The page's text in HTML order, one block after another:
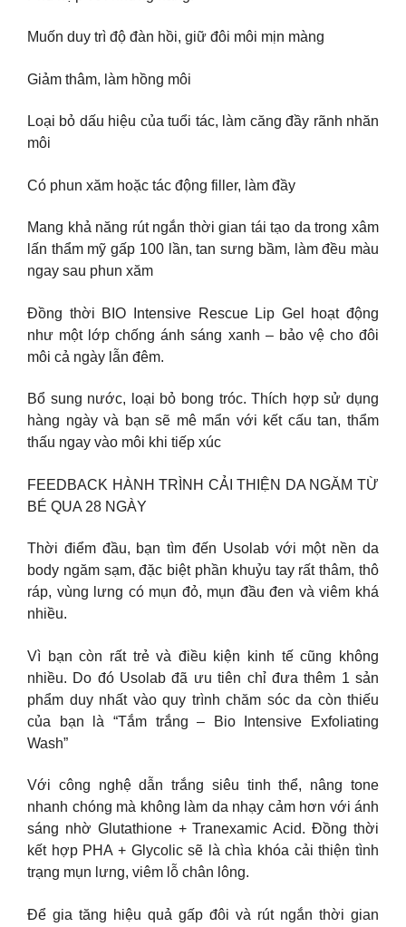
Muốn duy trì độ đàn hồi, giữ đôi môi mịn màng
Giảm thâm, làm hồng môi
Loại bỏ dấu hiệu của tuổi tác, làm căng đầy rãnh nhăn
môi
Có phun xăm hoặc tác động filler, làm đầy
Mang khả năng rút ngắn thời gian tái tạo da trong xâm
lấn thẩm mỹ gấp 100 lần, tan sưng bầm, làm đều màu
ngay sau phun xăm
Đồng thời BIO Intensive Rescue Lip Gel hoạt động
như một lớp chống ánh sáng xanh – bảo vệ cho đôi
môi cả ngày lẫn đêm.
Bổ sung nước, loại bỏ bong tróc. Thích hợp sử dụng
hàng ngày và bạn sẽ mê mẩn với kết cấu tan, thẩm
thấu ngay vào môi khi tiếp xúc
FEEDBACK HÀNH TRÌNH CẢI THIỆN DA NGĂM TỪ
BÉ QUA 28 NGÀY
Thời điểm đầu, bạn tìm đến Usolab với một nền da
body ngăm sạm, đặc biệt phần khuỷu tay rất thâm, thô
ráp, vùng lưng có mụn đỏ, mụn đầu đen và viêm khá
nhiều.
Vì bạn còn rất trẻ và điều kiện kinh tế cũng không
nhiều. Do đó Usolab đã ưu tiên chỉ đưa thêm 1 sản
phẩm duy nhất vào quy trình chăm sóc da còn thiếu
của bạn là “Tắm trắng – Bio Intensive Exfoliating
Wash”
Với công nghệ dẫn trắng siêu tinh thể, nâng tone
nhanh chóng mà không làm da nhạy cảm hơn với ánh
sáng nhờ Glutathione + Tranexamic Acid. Đồng thời
kết hợp PHA + Glycolic sẽ là chìa khóa cải thiện tình
trạng mụn lưng, viêm lỗ chân lông.
Để gia tăng hiệu quả gấp đôi và rút ngắn thời gian